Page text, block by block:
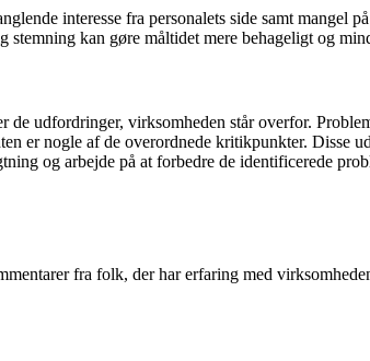
interesse fra personalets side samt mangel
stemning kan gøre måltidet mere behageligt og
udfordringer, virksomheden står overfor.
er nogle af de overordnede kritikpunkter. Disse
og arbejde på at forbedre de identificerede
fra folk, der har erfaring med